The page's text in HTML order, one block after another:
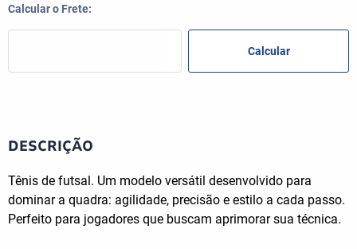
DESCRIÇÃO
Tênis de futsal. Um modelo versátil desenvolvido para
dominar a quadra: agilidade, precisão e estilo a cada passo.
Perfeito para jogadores que buscam aprimorar sua técnica.